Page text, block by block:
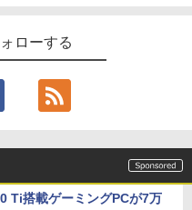
ローする
Ti搭載ゲーミングPCが7万